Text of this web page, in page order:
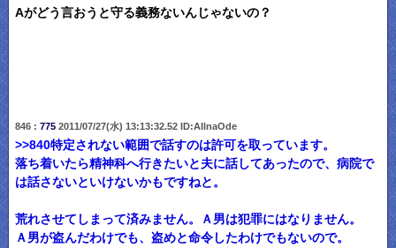
Aがどう言おうと守る義務ないんじゃないの？
846 : 7752011/07/27(水) 13:13:32.52 ID:AIlnaOde
>>840特定されない範囲で話すのは許可を取っています。
落ち着いたら精神科へ行きたいと夫に話してあったので、病院で
は話さないといけないかもですねと。
荒れさせてしまって済みません。Ａ男は犯罪にはなりません。
Ａ男が盗んだわけでも、盗めと命令したわけでもないので。